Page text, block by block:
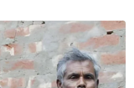
telah
daripada
Seksyen